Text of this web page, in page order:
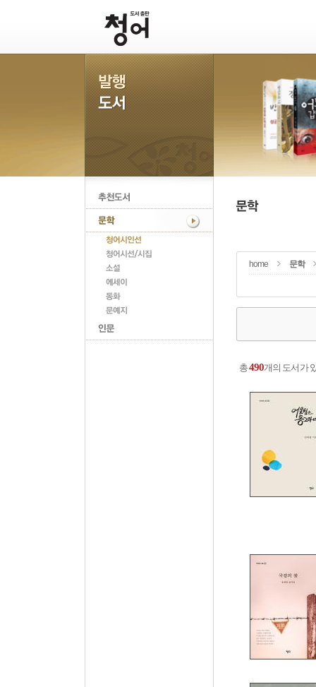
home 문학
총490개의 도서가